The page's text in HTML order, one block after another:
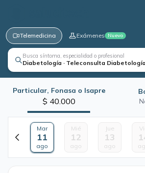
Telemedicina Exámenes Nuevo
Busca síntoma, especialidad o profesional
Diabetología · Teleconsulta Diabetología
Particular, Fonasa o Isapre
$ 40.000
Mar
11
ago
Mié
12
ago
Jue
13
ago